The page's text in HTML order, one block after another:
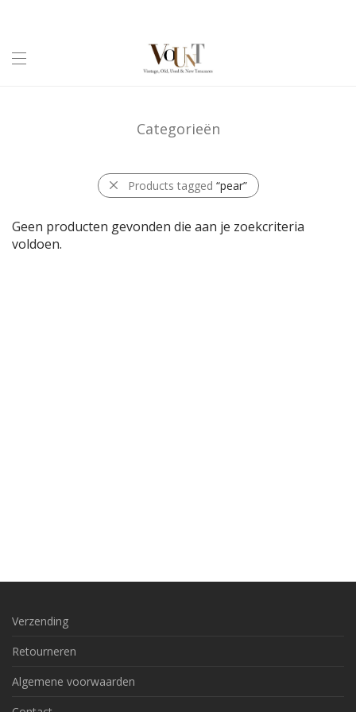
Categorieën
Products tagged “pear”
Geen producten gevonden die aan je zoekcriteria
voldoen.
Verzending
Retourneren
Algemene voorwaarden